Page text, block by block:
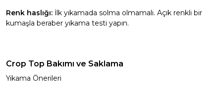
Renk haslığı: İlk yıkamada solma olmamalı. Açık renkli bir
kumaşla beraber yıkama testi yapın.
Crop Top Bakımı ve Saklama
Yıkama Önerileri